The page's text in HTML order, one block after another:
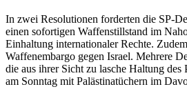
In zwei Resolutionen forderten die SP-
einen sofortigen Waffenstillstand im
Einhaltung internationaler Rechte.
Waffenembargo gegen Israel. Mehrere
die aus ihrer Sicht zu lasche Haltung des
am Sonntag mit Palästinatüchern im